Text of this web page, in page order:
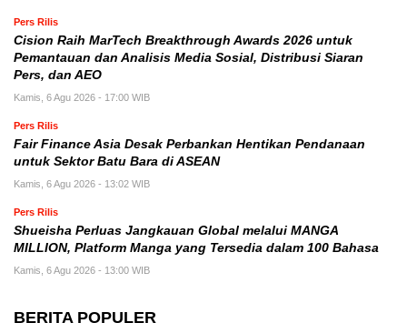
Pers Rilis
Cision Raih MarTech Breakthrough Awards 2026 untuk
Pemantauan dan Analisis Media Sosial, Distribusi Siaran
Pers, dan AEO
Kamis, 6 Agu 2026 - 17:00 WIB
Pers Rilis
Fair Finance Asia Desak Perbankan Hentikan Pendanaan
untuk Sektor Batu Bara di ASEAN
Kamis, 6 Agu 2026 - 13:02 WIB
Pers Rilis
Shueisha Perluas Jangkauan Global melalui MANGA
MILLION, Platform Manga yang Tersedia dalam 100 Bahasa
Kamis, 6 Agu 2026 - 13:00 WIB
BERITA POPULER